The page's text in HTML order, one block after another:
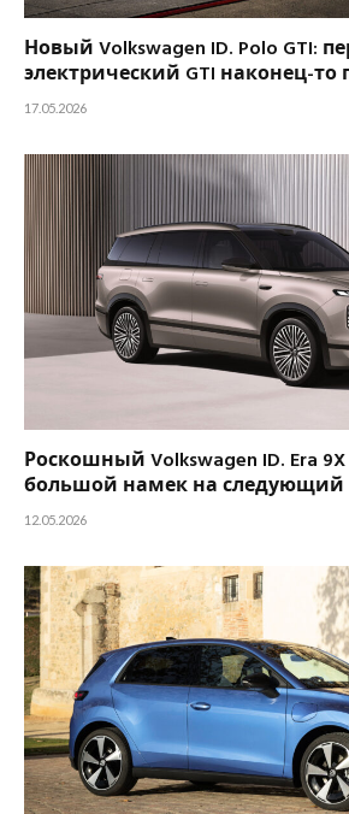
Новый Volkswagen ID. Polo GTI:
электрический GTI наконец-
17.05.2026
Роскошный Volkswagen ID. Era
большой намек на следующий
12.05.2026